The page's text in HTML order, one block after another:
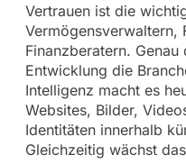
Vertrauen ist die
Vermögensverwaltern,
Finanzberatern.
Entwicklung die
Intelligenz macht es
Websites, Bilder,
Identitäten innerhalb
Gleichzeitig wächst